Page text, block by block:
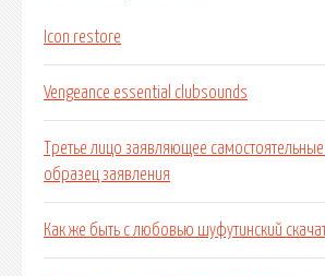
Icon restore
Vengeance essential clubsounds
Третье лицо заявляющее
образец заявления
Как же быть с любовью шуфутинский